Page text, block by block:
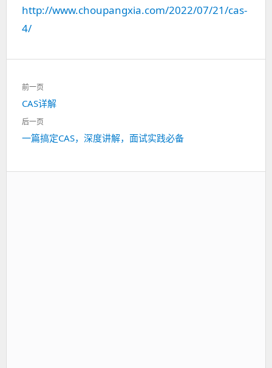
http://www.choupangxia.com/2022/07/21/cas-
4/
文
章
导
航
前一页
上
一
篇：
CAS详解
后一页
下
一篇搞定CAS，深度讲解，面试实践必备